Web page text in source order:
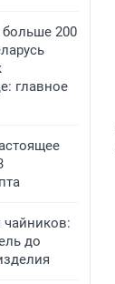
200
главное
чайников:
до